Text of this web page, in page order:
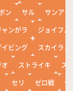
ン サル
サンアイ
ャンがラ
ジョイフル
ビング
スカイラン
ストライキ
ス
セリ ゼロ戦
ぜ